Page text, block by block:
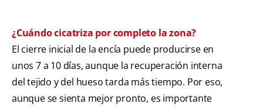
¿Cuándo cicatriza por completo la zona?
El cierre inicial de la encía puede producirse en
unos 7 a 10 días, aunque la recuperación interna
del tejido y del hueso tarda más tiempo. Por eso,
aunque se sienta mejor pronto, es importante